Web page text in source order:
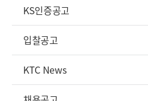
KS인증공고
입찰공고
KTC News